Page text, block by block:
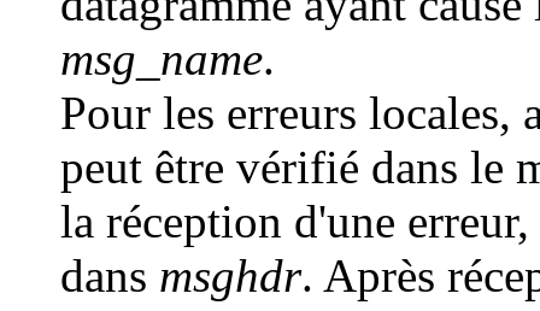
msg_name.
Pour les erreurs locales,
peut être vérifié dans le
la réception d'une erreur,
dans msghdr. Après